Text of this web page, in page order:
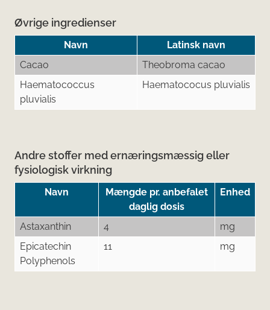
Øvrige ingredienser
Navn
Latinsk navn
Cacao
Theobroma cacao
Haematococcus
pluvialis
Haematococus pluvialis
Andre stoffer med ernæringsmæssig eller
fysiologisk virkning
Navn
Mængde pr. anbefalet
daglig dosis
Enhed
Astaxanthin 4
mg
Epicatechin
Polyphenols
11 mg